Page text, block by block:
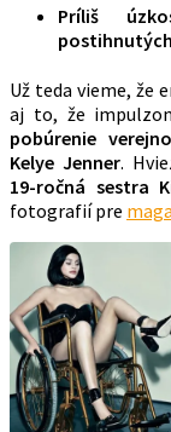
Príliš
postihnutých
Už teda vieme, že
aj to, že
pobúrenie
Kelye Jenner.
19-ročná sestra
fotografií pre